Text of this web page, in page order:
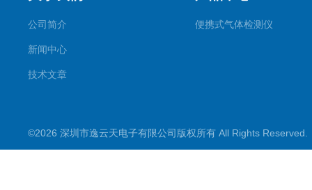
公司简介
新闻中心
技术文章
便携式气体检测仪
©2026 深圳市逸云天电子有限公司版权所有 All Rights